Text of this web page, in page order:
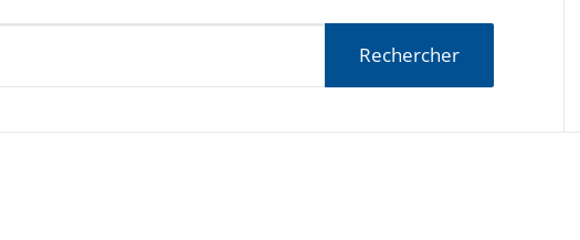
Rechercher